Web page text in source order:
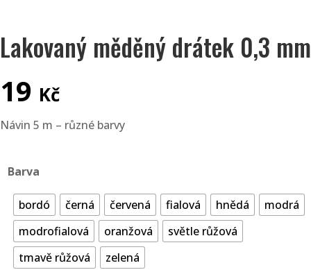
Lakovaný měděný drátek 0,3 mm
19 Kč
Návin 5 m – různé barvy
Barva
bordó černá červená fialová hnědá
modrá
modrofialová
oranžová
světle růžová
tmavě růžová
zelená